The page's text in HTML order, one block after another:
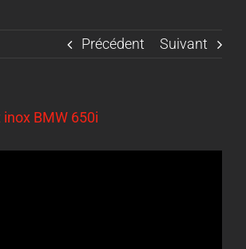
Précédent Suivant
BMW 650i